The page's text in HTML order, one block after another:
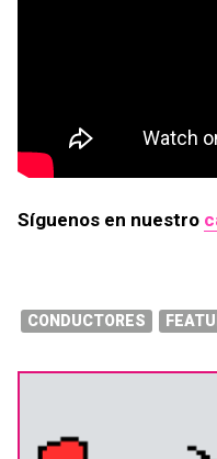
Síguenos en nuestro
CONDUCTORES